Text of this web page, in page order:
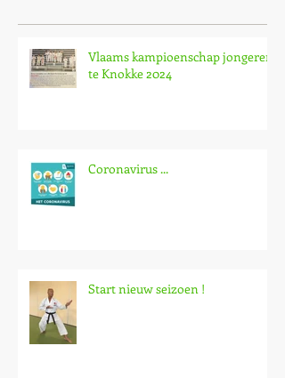
Vlaams kampioenschap jongeren
te Knokke 2024
Coronavirus ...
Start nieuw seizoen !